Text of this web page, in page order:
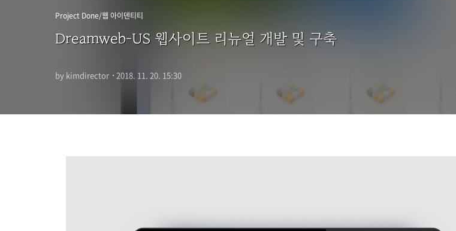
Project Done/웹 아이덴티티
Dreamweb-US 웹사이트 리뉴얼 개발 및 구축
by kimdirector · 2018. 11. 20. 15:30